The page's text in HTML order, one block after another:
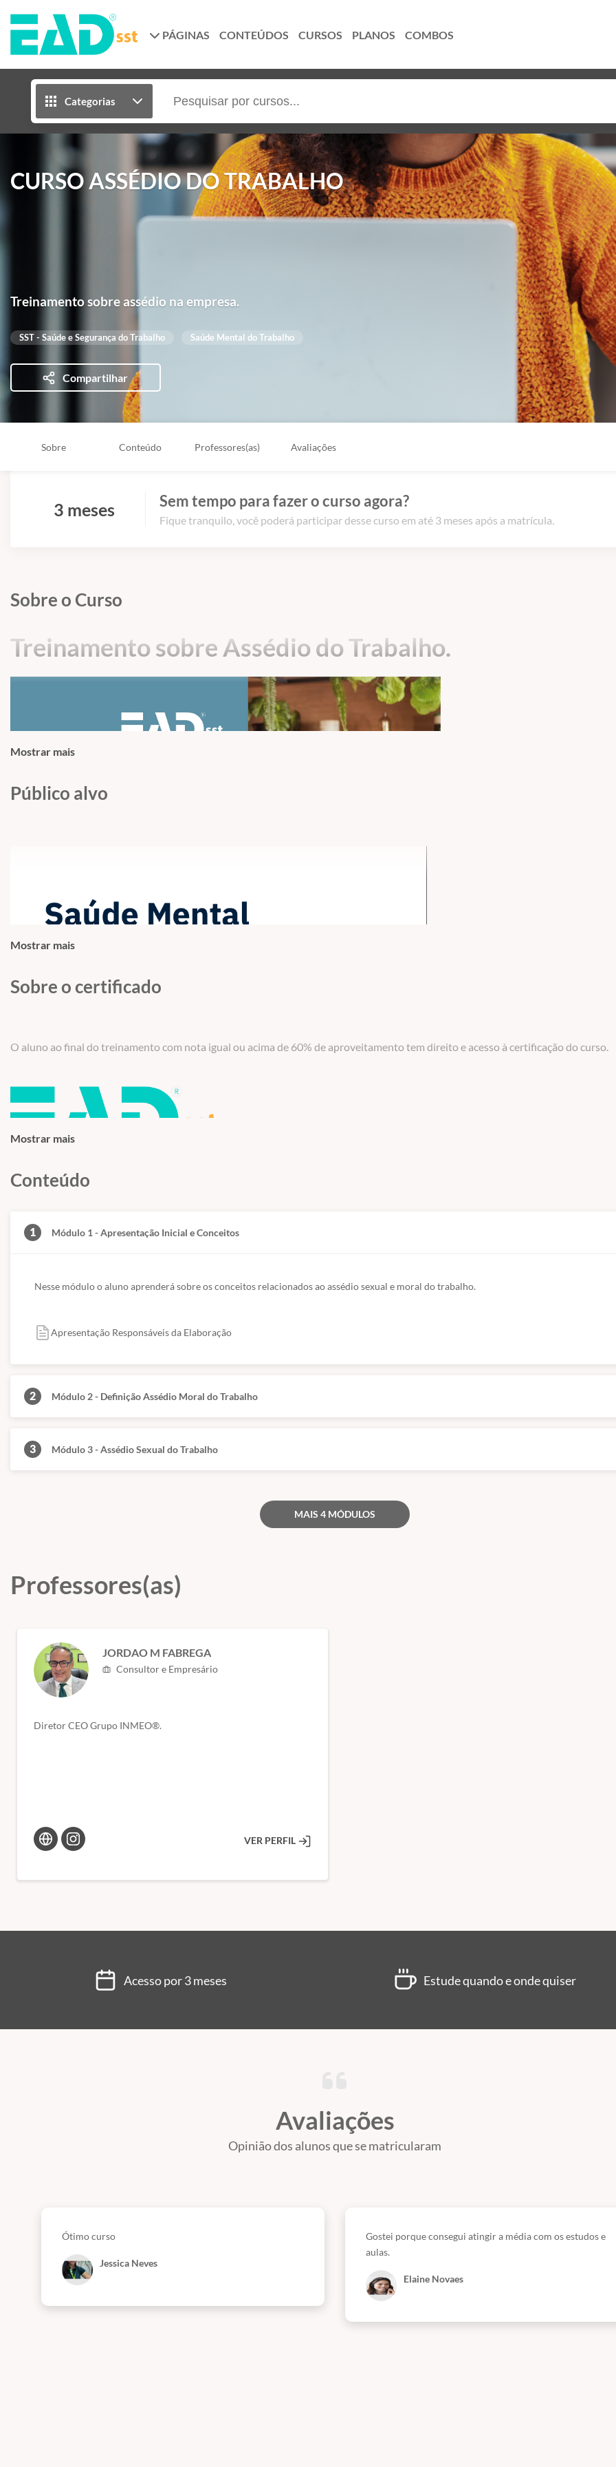
PÁGINAS CONTEÚDOS CURSOS PLANOS COMBOS
Categorias
CURSO ASSÉDIO DO TRABALHO
Treinamento sobre assédio na empresa.
SST - Saúde e Segurança do Trabalho Saúde Mental do Trabalho
Compartilhar
Sobre Conteúdo Professores(as) Avaliações
3 meses Sem tempo para fazer o curso agora?
Fique tranquilo, você poderá participar desse curso em até 3 meses após a matrícula.
Sobre o Curso
Treinamento sobre Assédio do Trabalho.
EADsst | 001.
Mostrar mais
Público alvo
Mostrar mais
Sobre o certificado
O aluno ao final do treinamento com nota igual ou acima de 60% de aproveitamento tem direito e acesso à certificação do curso.
Mostrar mais
Conteúdo
1 Módulo 1 - Apresentação Inicial e Conceitos
Nesse módulo o aluno aprenderá sobre os conceitos relacionados ao assédio sexual e moral do trabalho.
Apresentação Responsáveis da Elaboração
2 Módulo 2 - Definição Assédio Moral do Trabalho
3 Módulo 3 - Assédio Sexual do Trabalho
MAIS 4 MÓDULOS
Professores(as)
JORDAO M FABREGA
Consultor e Empresário
Diretor CEO Grupo INMEO®.
VER PERFIL
Acesso por 3 meses Estude quando e onde quiser
Avaliações
Opinião dos alunos que se matricularam
Ótimo curso
Jessica Neves
Gostei porque consegui atingir a média com os estudos e
aulas.
Elaine Novaes